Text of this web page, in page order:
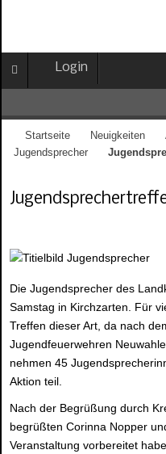
Login
Startseite Neuigkeiten
Jugendsprecher
Die Jugendsprecher des
Samstag in Kirchzarten. Für
Treffen dieser Art, da nach
Jugendfeuerwehren
nehmen 45
Aktion teil.
Nach der Begrüßung durch
begrüßten Corinna Nopper
Veranstaltung vorbereitet